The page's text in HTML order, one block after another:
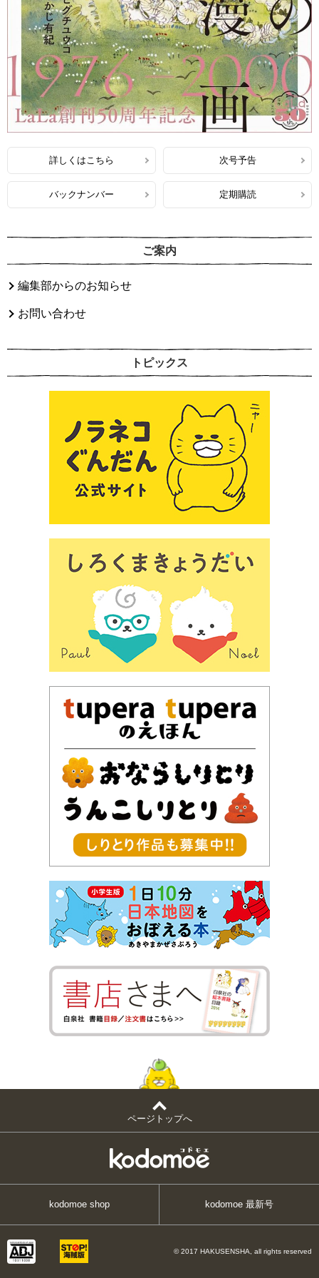
詳しくはこちら 次号予告
バックナンバー 定期購読
ご案内
編集部からのお知らせ
お問い合わせ
トピックス
ページトップへ
kodomoe shop kodomoe 最新号
© 2017 HAKUSENSHA, all rights reserved